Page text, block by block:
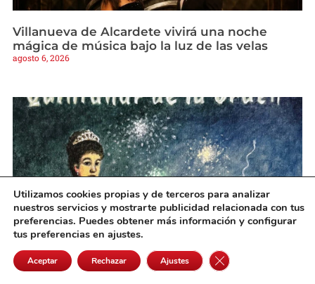
Villanueva de Alcardete vivirá una noche
mágica de música bajo la luz de las velas
agosto 6, 2026
Quintanar oficializa un programa de Feria con
Utilizamos cookies propias y de terceros para analizar
nuestros servicios y mostrarte publicidad relacionada con tus
preferencias. Puedes obtener más información y configurar
tus preferencias en ajustes.
Aceptar Rechazar Ajustes Cerrar el banner de